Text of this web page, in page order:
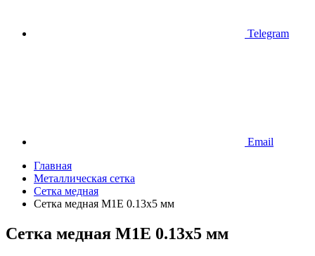
Telegram
Email
Главная
Металлическая сетка
Сетка медная
Сетка медная М1Е 0.13х5 мм
Сетка медная М1Е 0.13х5 мм